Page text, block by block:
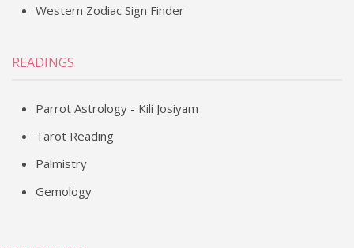
Western Zodiac Sign Finder
READINGS
Parrot Astrology - Kili Josiyam
Tarot Reading
Palmistry
Gemology